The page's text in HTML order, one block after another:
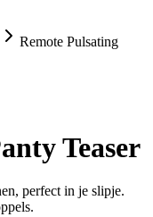
Remote Pulsating
Teaser
perfect in je slipje.